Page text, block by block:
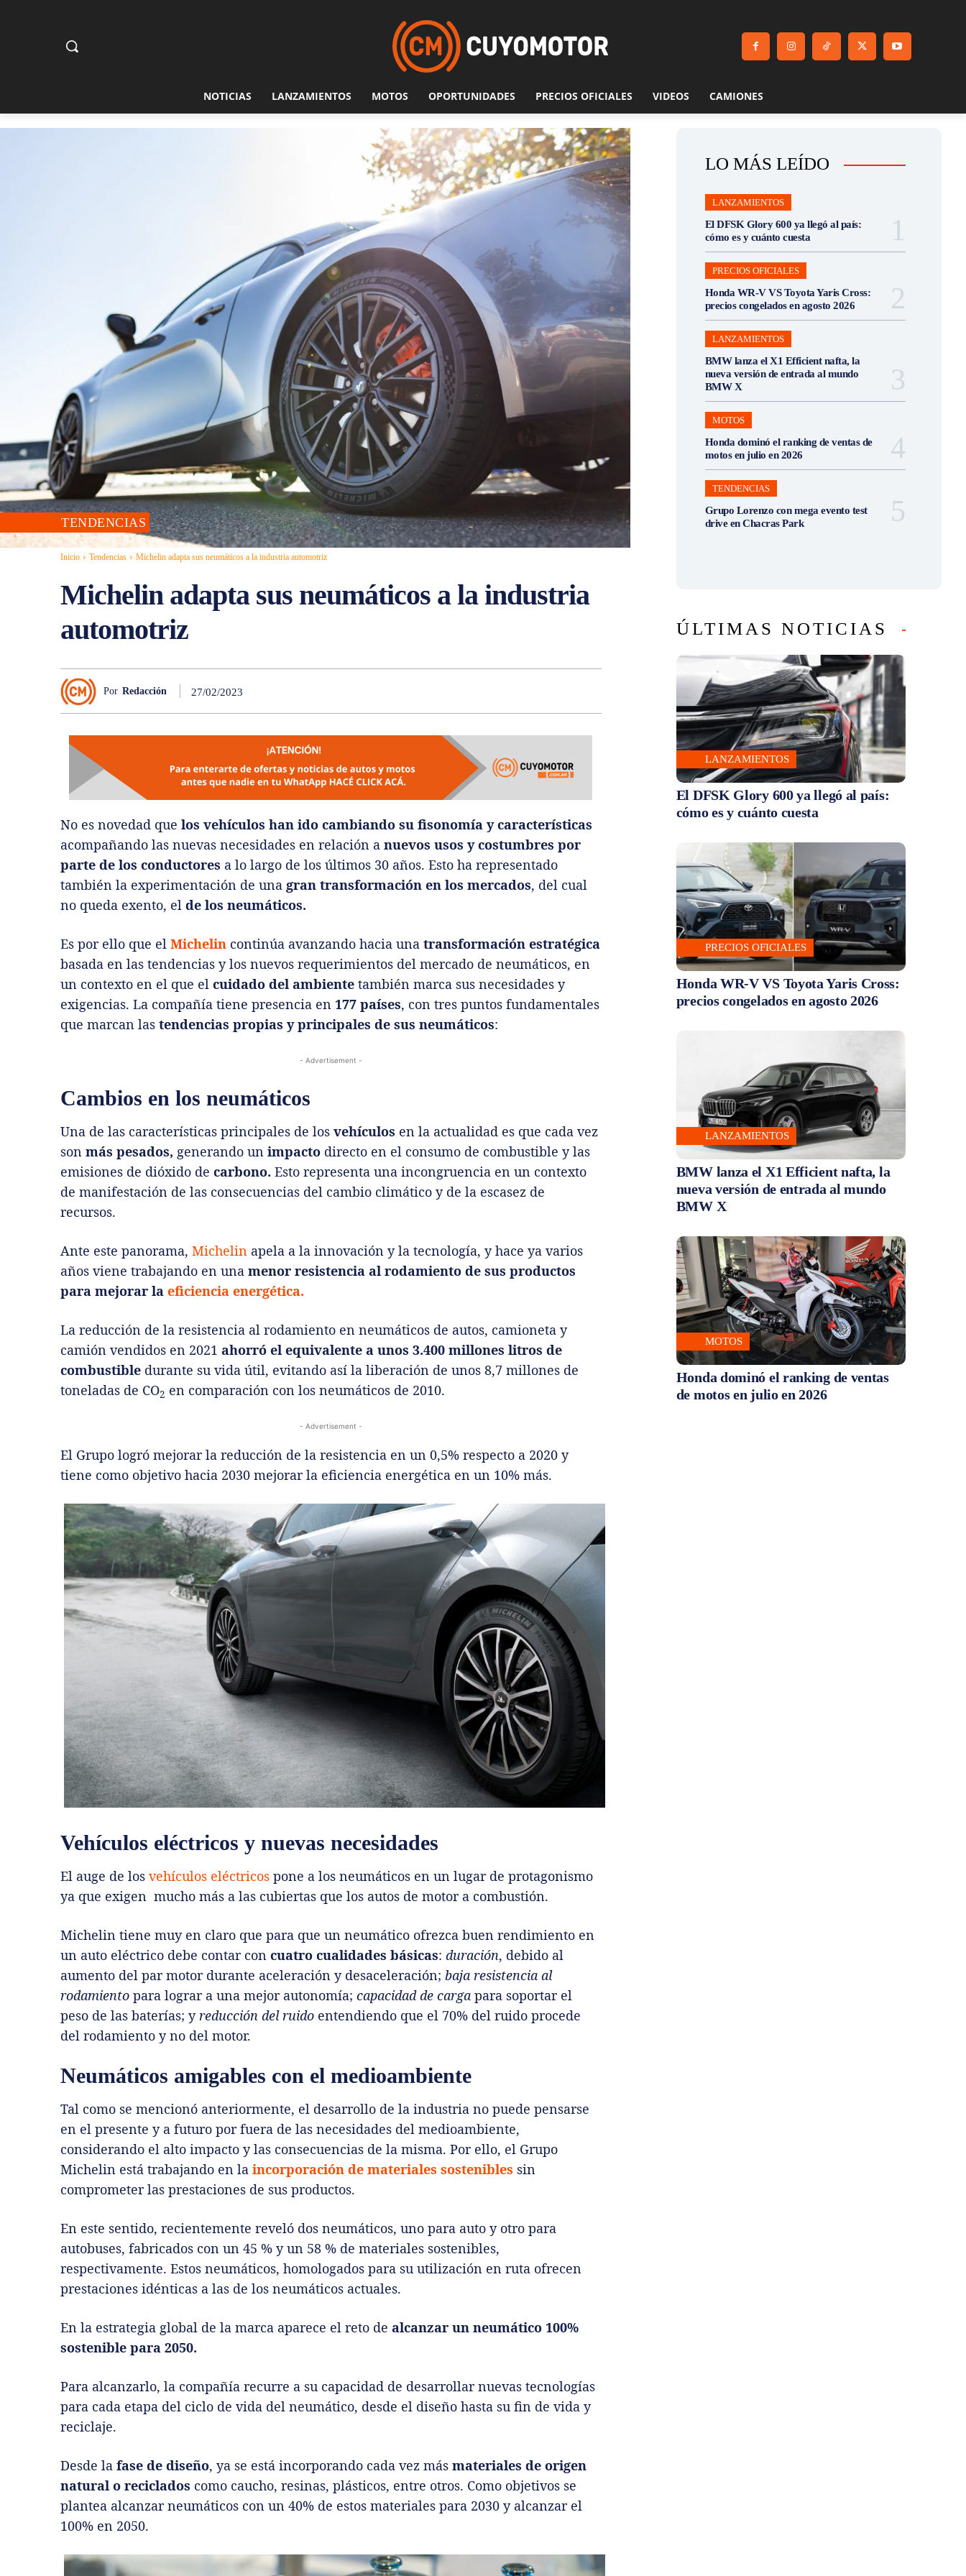
NOTICIAS LANZAMIENTOS MOTOS OPORTUNIDADES PRECIOS OFICIALES VIDEOS CAMIONES
TENDENCIAS
Inicio Tendencias Michelin adapta sus neumáticos a la industria automotriz
Michelin adapta sus neumáticos a la industria
automotriz
Por Redacción 27/02/2023
No es novedad que los vehículos han ido cambiando su fisonomía y características
acompañando las nuevas necesidades en relación a nuevos usos y costumbres por
parte de los conductores a lo largo de los últimos 30 años. Esto ha representado
también la experimentación de una gran transformación en los mercados, del cual
no queda exento, el de los neumáticos.
Es por ello que el Michelin continúa avanzando hacia una transformación estratégica
basada en las tendencias y los nuevos requerimientos del mercado de neumáticos, en
un contexto en el que el cuidado del ambiente también marca sus necesidades y
exigencias. La compañía tiene presencia en 177 países, con tres puntos fundamentales
que marcan las tendencias propias y principales de sus neumáticos:
- Advertisement -
Cambios en los neumáticos
Una de las características principales de los vehículos en la actualidad es que cada vez
son más pesados, generando un impacto directo en el consumo de combustible y las
emisiones de dióxido de carbono. Esto representa una incongruencia en un contexto
de manifestación de las consecuencias del cambio climático y de la escasez de
recursos.
Ante este panorama, Michelin apela a la innovación y la tecnología, y hace ya varios
años viene trabajando en una menor resistencia al rodamiento de sus productos
para mejorar la eficiencia energética.
La reducción de la resistencia al rodamiento en neumáticos de autos, camioneta y
camión vendidos en 2021 ahorró el equivalente a unos 3.400 millones litros de
combustible durante su vida útil, evitando así la liberación de unos 8,7 millones de
toneladas de CO2 en comparación con los neumáticos de 2010.
- Advertisement -
El Grupo logró mejorar la reducción de la resistencia en un 0,5% respecto a 2020 y
tiene como objetivo hacia 2030 mejorar la eficiencia energética en un 10% más.
Vehículos eléctricos y nuevas necesidades
El auge de los vehículos eléctricos pone a los neumáticos en un lugar de protagonismo
ya que exigen mucho más a las cubiertas que los autos de motor a combustión.
Michelin tiene muy en claro que para que un neumático ofrezca buen rendimiento en
un auto eléctrico debe contar con cuatro cualidades básicas: duración, debido al
aumento del par motor durante aceleración y desaceleración; baja resistencia al
rodamiento para lograr a una mejor autonomía; capacidad de carga para soportar el
peso de las baterías; yreducción del ruido entendiendo que el 70% del ruido procede
del rodamiento y no del motor.
Neumáticos amigables con el medioambiente
Tal como se mencionó anteriormente, el desarrollo de la industria no puede pensarse
en el presente y a futuro por fuera de las necesidades del medioambiente,
considerando el alto impacto y las consecuencias de la misma. Por ello, el Grupo
Michelin está trabajando en la incorporación de materiales sostenibles sin
comprometer las prestaciones de sus productos.
En este sentido, recientemente reveló dos neumáticos, uno para auto y otro para
autobuses, fabricados con un 45 % y un 58 % de materiales sostenibles,
respectivamente. Estos neumáticos, homologados para su utilización en ruta ofrecen
prestaciones idénticas a las de los neumáticos actuales.
En la estrategia global de la marca aparece el reto de alcanzar un neumático 100%
sostenible para 2050.
Para alcanzarlo, la compañía recurre a su capacidad de desarrollar nuevas tecnologías
para cada etapa del ciclo de vida del neumático, desde el diseño hasta su fin de vida y
reciclaje.
Desde la fase de diseño, ya se está incorporando cada vez más materiales de origen
natural o reciclados como caucho, resinas, plásticos, entre otros. Como objetivos se
plantea alcanzar neumáticos con un 40% de estos materiales para 2030 y alcanzar el
100% en 2050.
LO MÁS LEÍDO
LANZAMIENTOS
El DFSK Glory 600 ya llegó al país:
cómo es y cuánto cuesta
PRECIOS OFICIALES
Honda WR-V VS Toyota Yaris Cross:
precios congelados en agosto 2026
LANZAMIENTOS
BMW lanza el X1 Efficient nafta, la
nueva versión de entrada al mundo
BMW X
MOTOS
Honda dominó el ranking de ventas de
motos en julio en 2026
TENDENCIAS
Grupo Lorenzo con mega evento test
drive en Chacras Park
ÚLTIMAS NOTICIAS
LANZAMIENTOS
El DFSK Glory 600 ya llegó al país:
cómo es y cuánto cuesta
PRECIOS OFICIALES
Honda WR-V VS Toyota Yaris Cross:
precios congelados en agosto 2026
LANZAMIENTOS
BMW lanza el X1 Efficient nafta, la
nueva versión de entrada al mundo
BMW X
MOTOS
Honda dominó el ranking de ventas
de motos en julio en 2026